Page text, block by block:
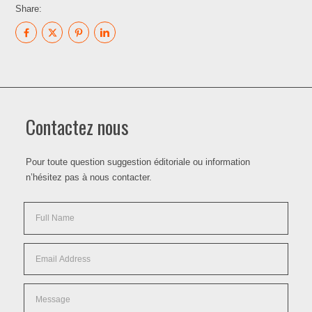
Share:
Contactez nous
Pour toute question suggestion éditoriale ou information
n’hésitez pas à nous contacter.